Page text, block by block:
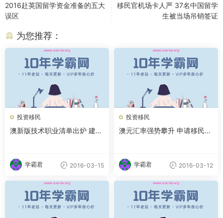
2016赴英国留学资金准备的五大
误区
移民官机场卡人严 37名中国留学
生被当场吊销签证
为您推荐：
投资移民
澳新版技术职业清单出炉 建筑
学霸君 2016-03-15
投资移民
澳元汇率强势攀升 申请移民更
学霸君 2016-03-12